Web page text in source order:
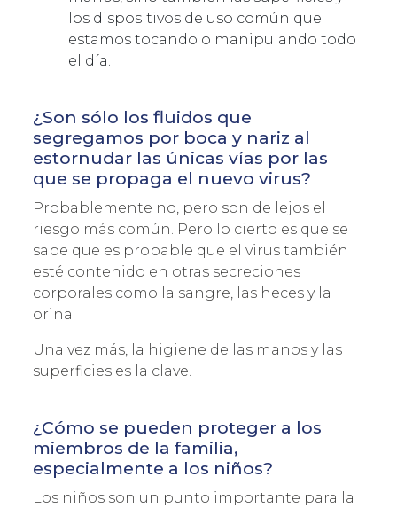
los dispositivos de uso común que
estamos tocando o manipulando todo
el día.
¿Son sólo los fluidos que
segregamos por boca y nariz al
estornudar las únicas vías por las
que se propaga el nuevo virus?
Probablemente no, pero son de lejos el
riesgo más común. Pero lo cierto es que se
sabe que es probable que el virus también
esté contenido en otras secreciones
corporales como la sangre, las heces y la
orina.
Una vez más, la higiene de las manos y las
superficies es la clave.
¿Cómo se pueden proteger a los
miembros de la familia,
especialmente a los niños?
Los niños son un punto importante para la